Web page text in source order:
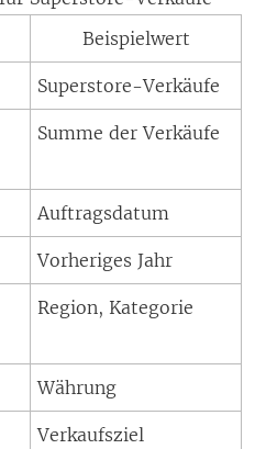
Beispielwert
Superstore-Verkäufe
Summe der Verkäufe
Auftragsdatum
Vorheriges Jahr
Region, Kategorie
Währung
Verkaufsziel